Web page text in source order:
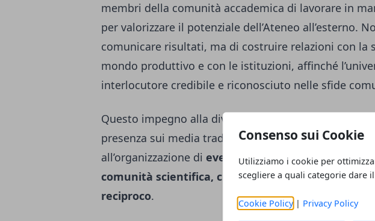
Consenso sui Cookie
Utilizziamo i cookie per
scegliere a quali categorie dare
Cookie Policy| Privacy Policy
membri della comunità accademica di lavorare in
per valorizzare il potenziale dell’Ateneo all’esterno.
comunicare risultati, ma di costruire relazioni con la
mondo produttivo e con le istituzioni, affinché
interlocutore credibile e riconosciuto nelle sfide
Questo impegno alla divulgazione si traduce in una
presenza sui media tradizionali ai nuovi canali digitali,
all’organizzazione di eventi di confronto pubblico
comunità scientifica, cittadini e istituzioni in un
reciproco.